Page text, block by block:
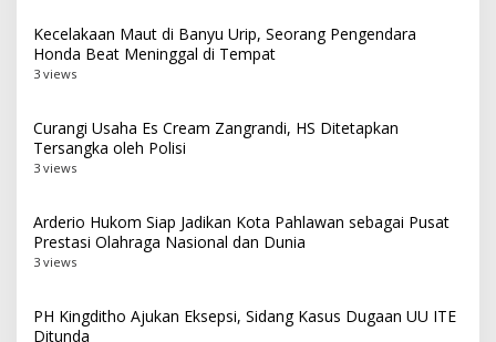
Kecelakaan Maut di Banyu Urip, Seorang Pengendara
Honda Beat Meninggal di Tempat
3 views
Curangi Usaha Es Cream Zangrandi, HS Ditetapkan
Tersangka oleh Polisi
3 views
Arderio Hukom Siap Jadikan Kota Pahlawan sebagai Pusat
Prestasi Olahraga Nasional dan Dunia
3 views
PH Kingditho Ajukan Eksepsi, Sidang Kasus Dugaan UU ITE
Ditunda